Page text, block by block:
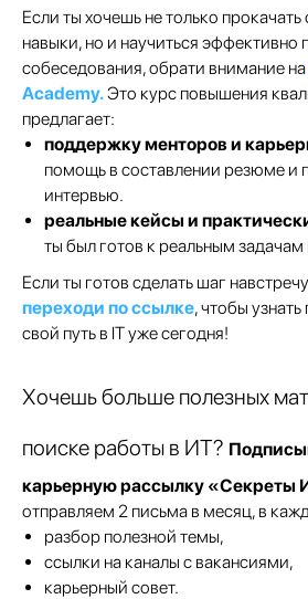
Если ты хочешь не только прокачать
навыки, но и научиться эффективно
собеседования, обрати внимание на
Academy.Это курс повышения
предлагает:​
поддержку менторов и
помощь в составлении резюме и
интервью.
реальные кейсы и
ты был готов к реальным задачам
Если ты готов сделать шаг
переходи по ссылке, чтобы
свой путь в IT уже сегодня!
Хочешь больше полезных
поиске работы в ИТ?
карьерную рассылку «Секреты
отправляем 2 письма в месяц, в
разбор полезной темы,
ссылки на каналы с вакансиями,
карьерный совет.
Стань тем, кто задаёт тон в
ИТ!
Подпишись на нашу рассылку и
получай статьи по Java, JavaScript, Go и
QA. Позволь себе быть экспертом!